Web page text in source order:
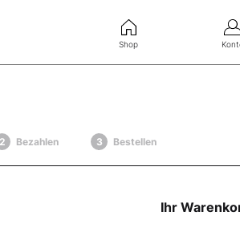
Shop
Bezahlen Bestellen
Ihr